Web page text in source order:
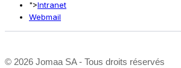
">Intranet
Webmail
© 2026 Jomaa SA - Tous droits réservés